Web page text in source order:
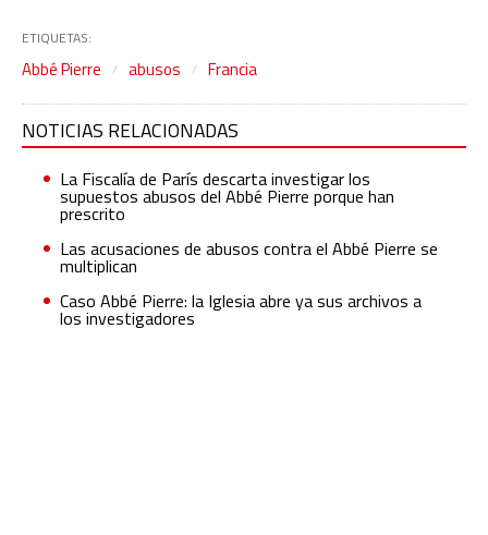
ETIQUETAS:
Abbé Pierre abusos Francia
NOTICIAS RELACIONADAS
La Fiscalía de París descarta investigar los
supuestos abusos del Abbé Pierre porque han
prescrito
Las acusaciones de abusos contra el Abbé Pierre se
multiplican
Caso Abbé Pierre: la Iglesia abre ya sus archivos a
los investigadores